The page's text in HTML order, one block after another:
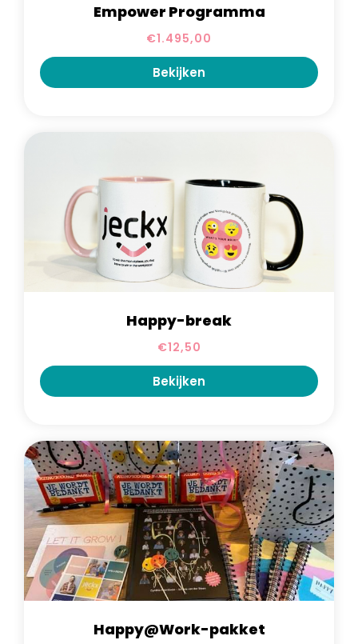
Empower Programma
€1.495,00
Bekijken
Happy-break
€12,50
Bekijken
Happy@Work-pakket